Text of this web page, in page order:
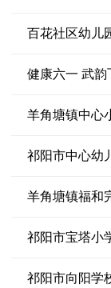
百花社区幼儿
健康六一 武韵
羊角塘镇中心
祁阳市中心幼
羊角塘镇福和
祁阳市宝塔小
祁阳市向阳学